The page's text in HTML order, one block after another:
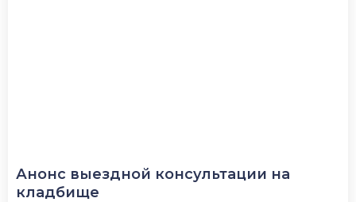
Анонс выездной консультации на
кладбище